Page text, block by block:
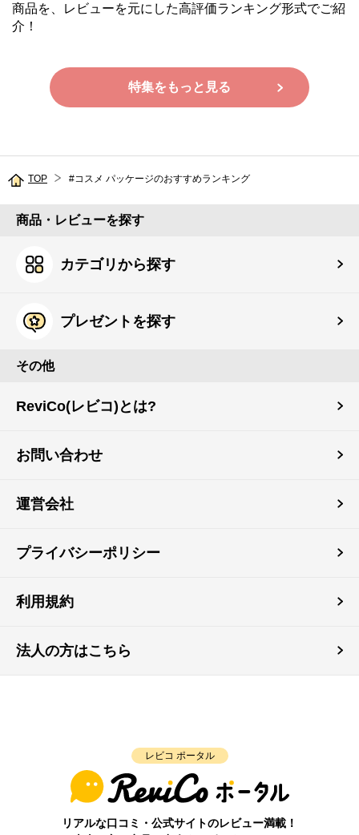
商品を、レビューを元にした高評価ランキング形式でご紹
介！
特集をもっと見る
TOP #コスメ パッケージのおすすめランキング
商品・レビューを探す
カテゴリから探す
プレゼントを探す
その他
ReviCo(レビコ)とは?
お問い合わせ
運営会社
プライバシーポリシー
利用規約
法人の方はこちら
レビコ ポータル
リアルな口コミ・公式サイトのレビュー満載！